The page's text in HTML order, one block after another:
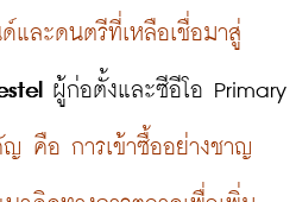
ด์และดนตรีที่เหลือเชื่อมาสู่
ผู้ก่อตั้งและซีอีโอ Primary
คือ การเข้าซื้ออย่างชาญ